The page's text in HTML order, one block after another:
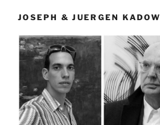
JOSEPH & JUERGEN KADOW